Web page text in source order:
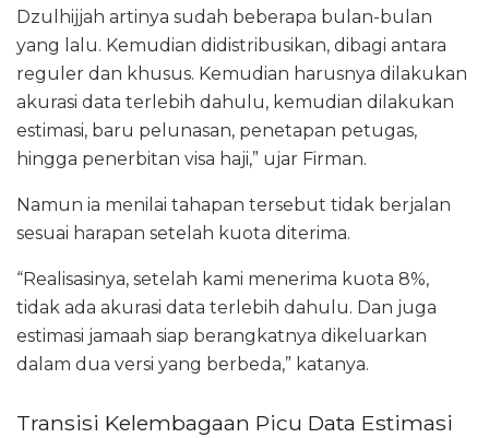
Dzulhijjah artinya sudah beberapa bulan-bulan
yang lalu. Kemudian didistribusikan, dibagi antara
reguler dan khusus. Kemudian harusnya dilakukan
akurasi data terlebih dahulu, kemudian dilakukan
estimasi, baru pelunasan, penetapan petugas,
hingga penerbitan visa haji,” ujar Firman.
Namun ia menilai tahapan tersebut tidak berjalan
sesuai harapan setelah kuota diterima.
“Realisasinya, setelah kami menerima kuota 8%,
tidak ada akurasi data terlebih dahulu. Dan juga
estimasi jamaah siap berangkatnya dikeluarkan
dalam dua versi yang berbeda,” katanya.
Transisi Kelembagaan Picu Data Estimasi